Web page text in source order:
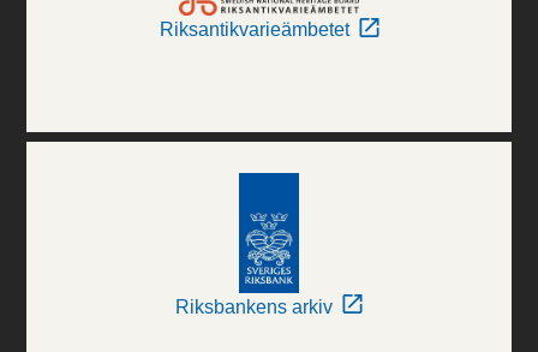
Riksantikvarieämbetet
Riksbankens arkiv